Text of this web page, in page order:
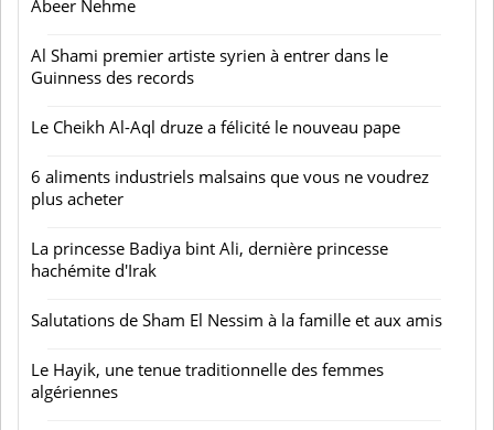
Abeer Nehme
Al Shami premier artiste syrien à entrer dans le
Guinness des records
Le Cheikh Al-Aql druze a félicité le nouveau pape
6 aliments industriels malsains que vous ne voudrez
plus acheter
La princesse Badiya bint Ali, dernière princesse
hachémite d'Irak
Salutations de Sham El Nessim à la famille et aux amis
Le Hayik, une tenue traditionnelle des femmes
algériennes